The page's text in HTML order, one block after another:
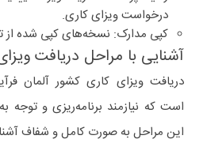
درخواست ویزای کاری.
کپی مدارک: نسخه‌های کپی شده از
آشنایی با مراحل دریافت
دریافت ویزای کاری کشور آلمان
است که نیازمند برنامه‌ریزی و توجه
این مراحل به صورت کامل و شفاف